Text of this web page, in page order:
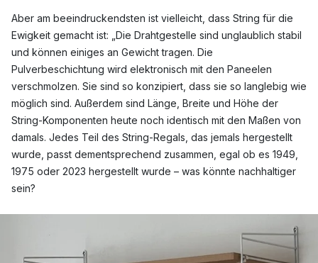
Aber am beeindruckendsten ist vielleicht, dass String für die
Ewigkeit gemacht ist: „Die Drahtgestelle sind unglaublich stabil
und können einiges an Gewicht tragen. Die
Pulverbeschichtung wird elektronisch mit den Paneelen
verschmolzen. Sie sind so konzipiert, dass sie so langlebig wie
möglich sind. Außerdem sind Länge, Breite und Höhe der
String-Komponenten heute noch identisch mit den Maßen von
damals. Jedes Teil des String-Regals, das jemals hergestellt
wurde, passt dementsprechend zusammen, egal ob es 1949,
1975 oder 2023 hergestellt wurde – was könnte nachhaltiger
sein?